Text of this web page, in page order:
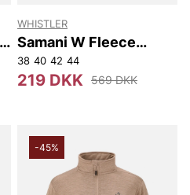
WHISTLER
Samani W Fleece
Jacket
38 40 42 44
219 DKK 569 DKK
-45%